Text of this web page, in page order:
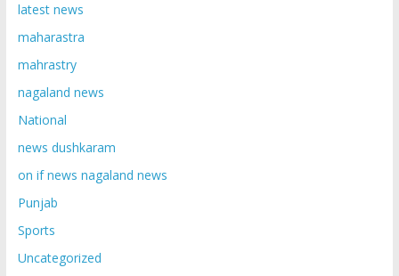
latest news
maharastra
mahrastry
nagaland news
National
news dushkaram
on if news nagaland news
Punjab
Sports
Uncategorized